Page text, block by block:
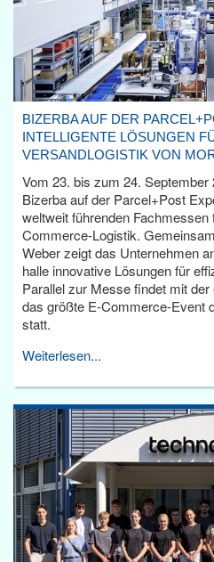
BIZERBA AUF DER
INTELLIGENTE LÖSUNGEN
VERSANDLOGISTIK VON
Vom 23. bis zum 24.
Bizerba auf der Parcel+Post
weltweit führenden
Commerce-Logistik.
Weber zeigt das Unternehmen
halle innovative Lösungen für
Parallel zur Messe findet mit
das größte E-Commerce-Event
statt.
Weiterlesen...